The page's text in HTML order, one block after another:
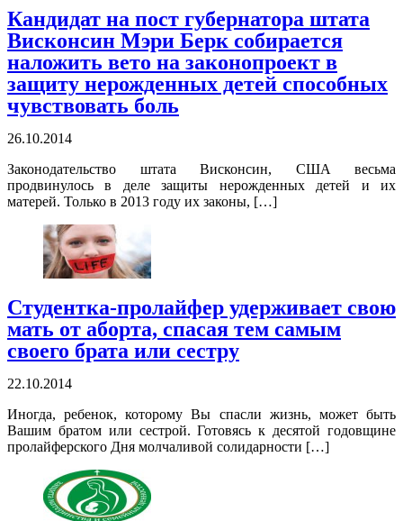
Кандидат на пост губернатора штата
Висконсин Мэри Берк собирается
наложить вето на законопроект в
защиту нерожденных детей способных
чувствовать боль
26.10.2014
Законодательство штата Висконсин, США весьма
продвинулось в деле защиты нерожденных детей и их
матерей. Только в 2013 году их законы, […]
Студентка-пролайфер удерживает свою
мать от аборта, спасая тем самым
своего брата или сестру
22.10.2014
Иногда, ребенок, которому Вы спасли жизнь, может быть
Вашим братом или сестрой. Готовясь к десятой годовщине
пролайферского Дня молчаливой солидарности […]